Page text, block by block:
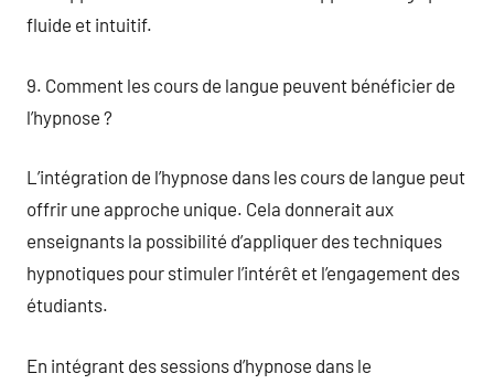
fluide et intuitif.
9. Comment les cours de langue peuvent bénéficier de
l’hypnose ?
L’intégration de l’hypnose dans les cours de langue peut
offrir une approche unique. Cela donnerait aux
enseignants la possibilité d’appliquer des techniques
hypnotiques pour stimuler l’intérêt et l’engagement des
étudiants.
En intégrant des sessions d’hypnose dans le